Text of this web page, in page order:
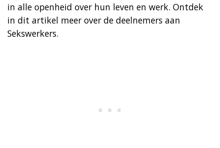
in alle openheid over hun leven en werk. Ontdek
in dit artikel meer over de deelnemers aan
Sekswerkers.